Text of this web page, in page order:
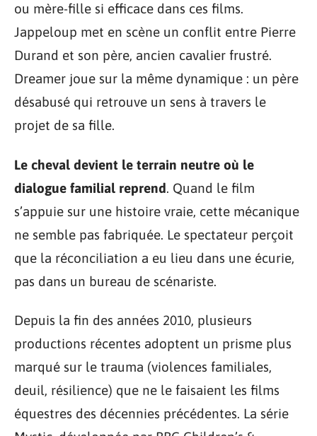
ou mère-fille si efficace dans ces films.
Jappeloup met en scène un conflit entre Pierre
Durand et son père, ancien cavalier frustré.
Dreamer joue sur la même dynamique : un père
désabusé qui retrouve un sens à travers le
projet de sa fille.
Le cheval devient le terrain neutre où le
dialogue familial reprend. Quand le film
s’appuie sur une histoire vraie, cette mécanique
ne semble pas fabriquée. Le spectateur perçoit
que la réconciliation a eu lieu dans une écurie,
pas dans un bureau de scénariste.
Depuis la fin des années 2010, plusieurs
productions récentes adoptent un prisme plus
marqué sur le trauma (violences familiales,
deuil, résilience) que ne le faisaient les films
équestres des décennies précédentes. La série